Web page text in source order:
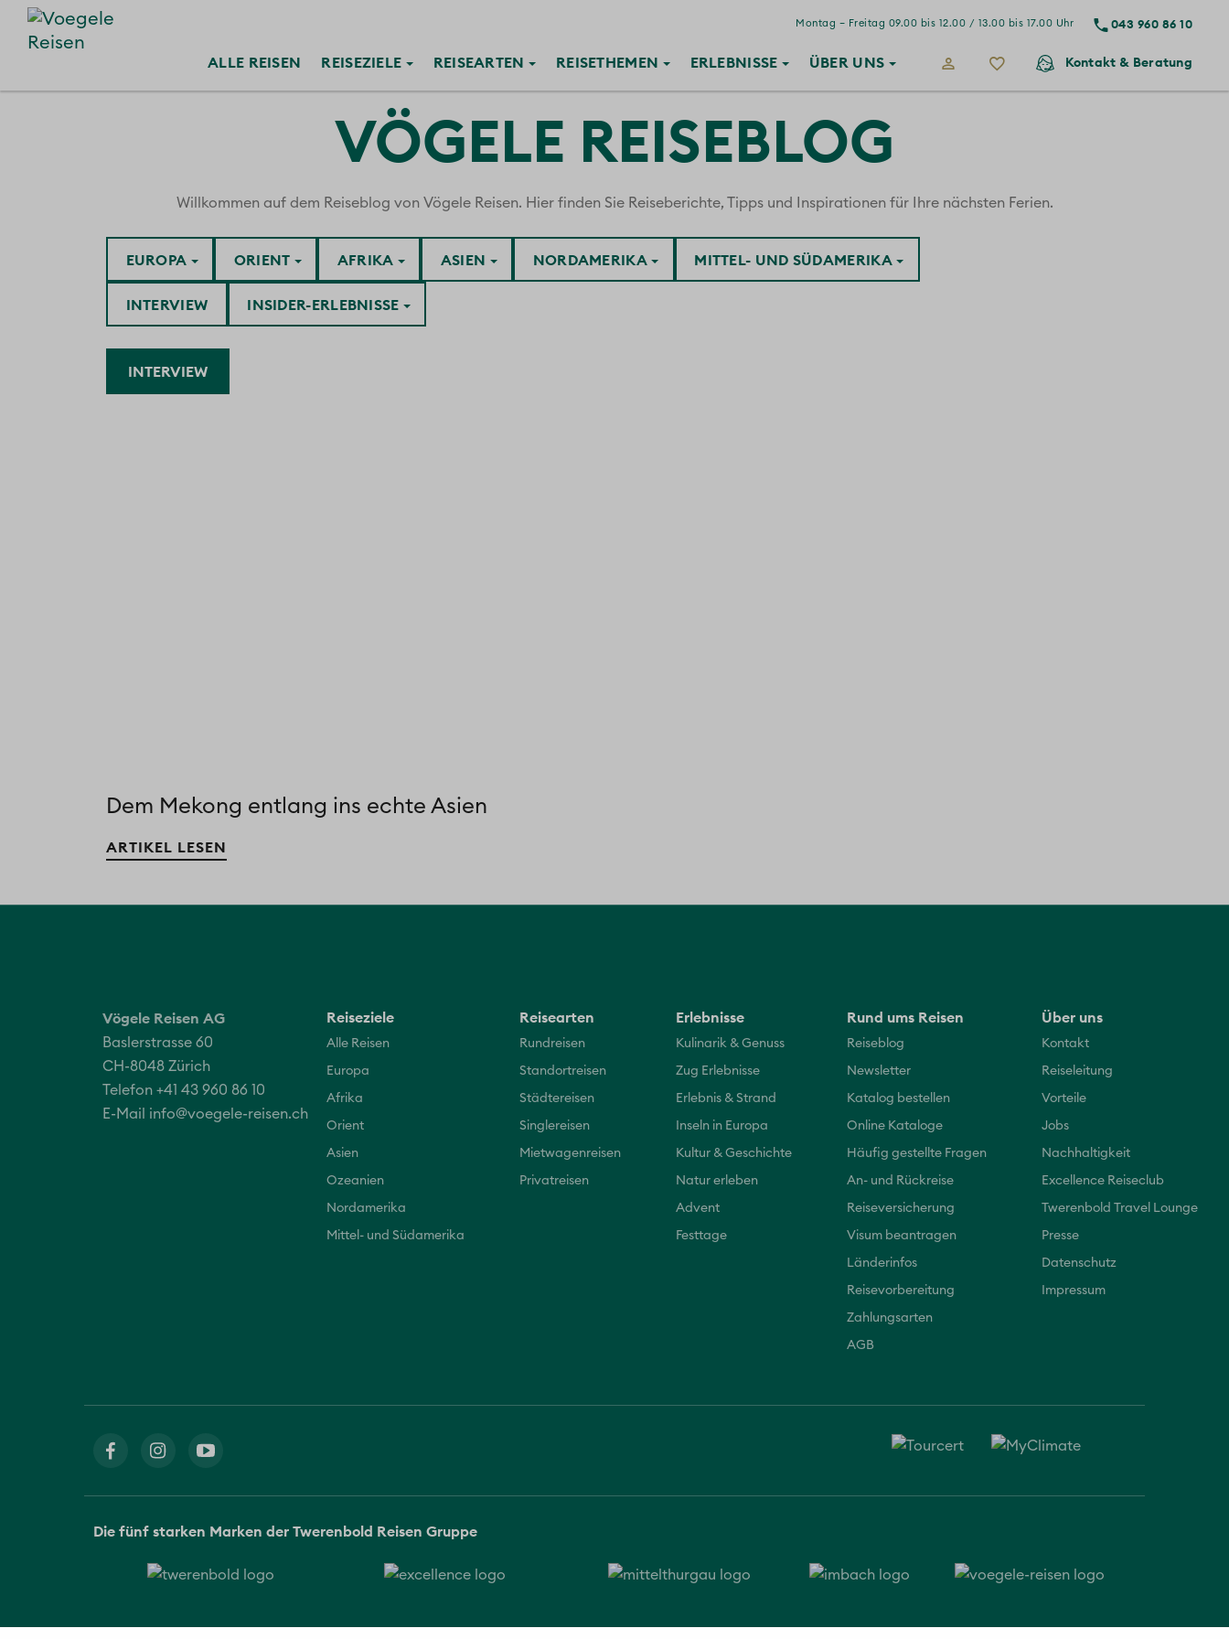
043 960 86 10
Montag – Freitag 09.00 bis 12.00 / 13.00 bis 17.00 Uhr
ALLE REISEN REISEZIELE REISEARTEN REISETHEMEN ERLEBNISSE ÜBER UNS Kontakt & Beratung
VÖGELE REISEBLOG
Willkommen auf dem Reiseblog von Vögele Reisen. Hier finden Sie Reiseberichte, Tipps und Inspirationen für Ihre nächsten Ferien.
AFRIKA ASIEN
EUROPA
INSIDER-ERLEBNISSE
INTERVIEW
MITTEL- UND SÜDAMERIKA
NORDAMERIKA
ORIENT
INTERVIEW
Dem Mekong entlang ins echte Asien
ARTIKEL LESEN
Vögele Reisen AG
Baslerstrasse 60
CH-8048 Zürich
Telefon +41 43 960 86 10
E-Mail info@voegele-reisen.ch
Reiseziele
Alle Reisen
Europa
Afrika
Orient
Asien
Ozeanien
Nordamerika
Mittel- und Südamerika
Reisearten
Rundreisen
Standortreisen
Städtereisen
Singlereisen
Mietwagenreisen
Privatreisen
Erlebnisse
Kulinarik & Genuss
Zug Erlebnisse
Erlebnis & Strand
Inseln in Europa
Kultur & Geschichte
Natur erleben
Advent
Festtage
Rund ums Reisen
Reiseblog
Newsletter
Katalog bestellen
Online Kataloge
Häufig gestellte Fragen
An- und Rückreise
Reiseversicherung
Visum beantragen
Länderinfos
Reisevorbereitung
Zahlungsarten
AGB
Über uns
Kontakt
Reiseleitung
Vorteile
Jobs
Nachhaltigkeit
Excellence Reiseclub
Twerenbold Travel Lounge
Presse
Datenschutz
Impressum
Die fünf starken Marken der Twerenbold Reisen Gruppe